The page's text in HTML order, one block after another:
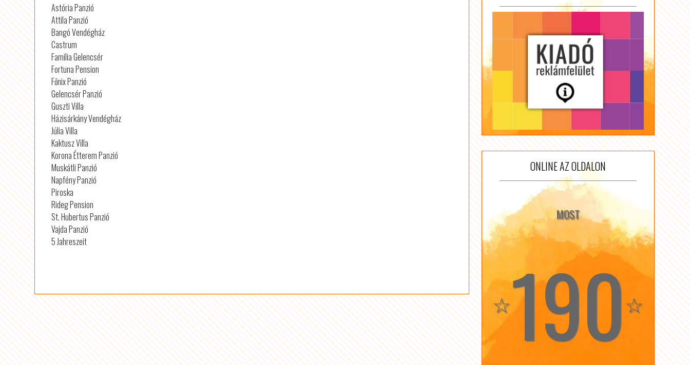
Astória Panzió
Attila Panzió
Bangó Vendégház
Castrum
Familia Gelencsér
Fortuna Pension
Főnix Panzió
Gelencsér Panzió
Guszti Villa
Házisárkány Vendégház
Júlia Villa
Kaktusz Villa
Korona Étterem Panzió
Muskátli Panzió
Napfény Panzió
Piroska
Rideg Pension
St. Hubertus Panzió
Vajda Panzió
5 Jahreszeit
ONLINE AZ OLDALON
MOST
☆190☆